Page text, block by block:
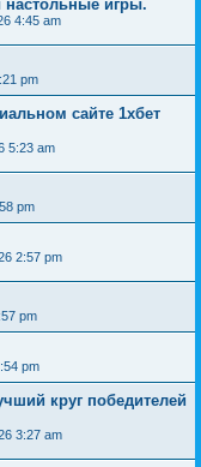
игры.
4:45 am
pm
сайте 1хбет
5:23 am
pm
2:57 pm
pm
pm
круг победителей
3:27 am